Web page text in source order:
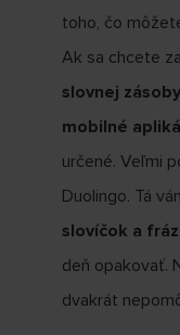
toho, čo
Ak sa chcete
slovnej zásoby
mobilné
určené. Veľmi
Duolingo. Tá
slovíčok a fráz
deň opakovať.
dvakrát